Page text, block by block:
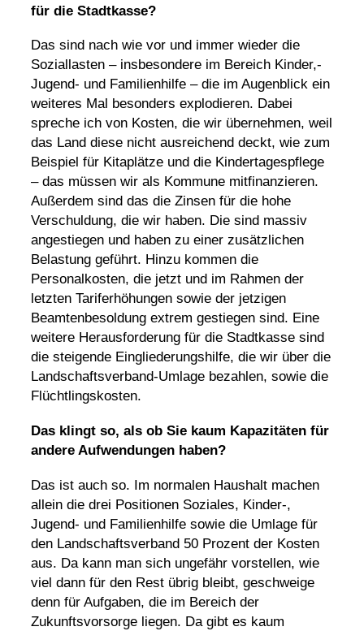
für die Stadtkasse?
Das sind nach wie vor und immer wieder die
Soziallasten – insbesondere im Bereich Kinder,-
Jugend- und Familienhilfe – die im Augenblick ein
weiteres Mal besonders explodieren. Dabei
spreche ich von Kosten, die wir übernehmen, weil
das Land diese nicht ausreichend deckt, wie zum
Beispiel für Kitaplätze und die Kindertagespflege
– das müssen wir als Kommune mitfinanzieren.
Außerdem sind das die Zinsen für die hohe
Verschuldung, die wir haben. Die sind massiv
angestiegen und haben zu einer zusätzlichen
Belastung geführt. Hinzu kommen die
Personalkosten, die jetzt und im Rahmen der
letzten Tariferhöhungen sowie der jetzigen
Beamtenbesoldung extrem gestiegen sind. Eine
weitere Herausforderung für die Stadtkasse sind
die steigende Eingliederungshilfe, die wir über die
Landschaftsverband-Umlage bezahlen, sowie die
Flüchtlingskosten.
Das klingt so, als ob Sie kaum Kapazitäten für
andere Aufwendungen haben?
Das ist auch so. Im normalen Haushalt machen
allein die drei Positionen Soziales, Kinder-,
Jugend- und Familienhilfe sowie die Umlage für
den Landschaftsverband 50 Prozent der Kosten
aus. Da kann man sich ungefähr vorstellen, wie
viel dann für den Rest übrig bleibt, geschweige
denn für Aufgaben, die im Bereich der
Zukunftsvorsorge liegen. Da gibt es kaum